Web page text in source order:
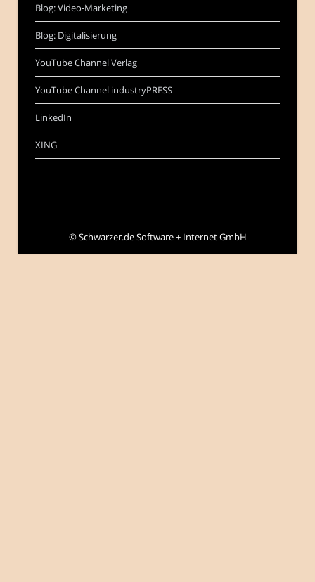
Blog: Video-Marketing
Blog: Digitalisierung
YouTube Channel Verlag
YouTube Channel industryPRESS
LinkedIn
XING
©Schwarzer.de Software + Internet GmbH